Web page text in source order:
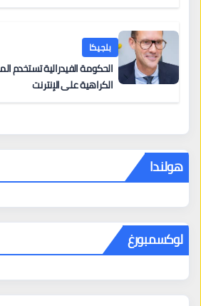
بلجيكا
الحكومة الفيدرالية تستخدم
الكراهية على الإنترنت
هولندا
لوكسمبورغ